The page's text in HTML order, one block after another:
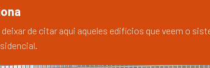
deixar de citar aqui aqueles edifícios que veem o